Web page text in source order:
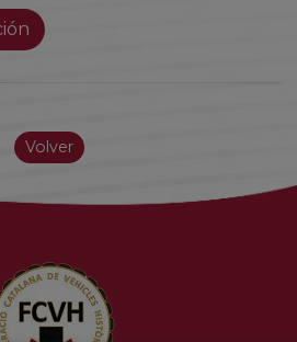
Volver